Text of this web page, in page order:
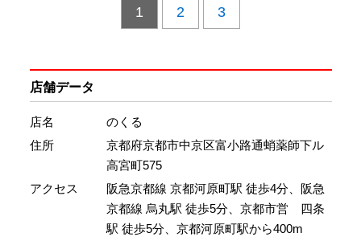
1 2 3
店舗データ
店名
のくる
住所
京都府京都市中京区富小路通蛸薬師下ル
高宮町575
アクセス
阪急京都線 京都河原町駅 徒歩4分、阪急
京都線 烏丸駅 徒歩5分、京都市営 四条
駅 徒歩5分、京都河原町駅から400m